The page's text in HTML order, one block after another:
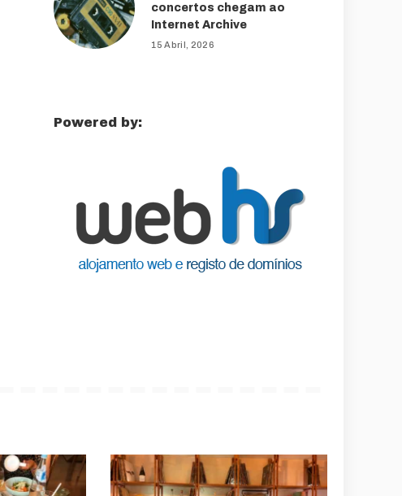
concertos chegam ao
Internet Archive
15 Abril, 2026
Powered by: